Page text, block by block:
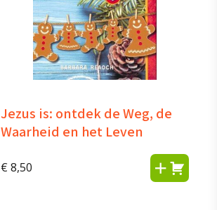
Jezus is: ontdek de Weg, de
Waarheid en het Leven
€ 8,50